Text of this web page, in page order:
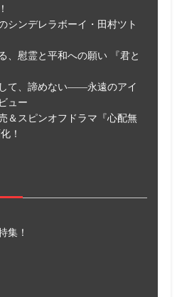
シンデレラボーイ・田村ツト
、慰霊と平和への願い 『君と
て、諦めない――永遠のアイ
ュー
＆スピンオフドラマ『心配無
！
集！